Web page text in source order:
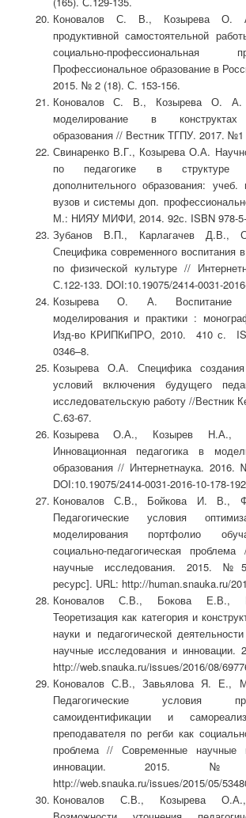
Коновалов С. В., Козырева О.
продуктивной самостоятельной
социально-
Профессиональное образование в
2015. № 2 (18). С. 153-156.
Коновалов С. В., Козырева О. А.
моделирование в конструктах
образования // Вестник ТГПУ. 2017.
Свинаренко В.Г., Козырева О.А.
по педагогике в структуре
дополнительного образования:
вузов и системы доп.
М.: НИЯУ МИФИ, 2014. 92с. ISBN 978-5-
Зубанов В.П., Карлагачев Д.В.,
Специфика современного воспитания
по физической культуре //
С.122-133. DOI:10.19075/2414-0031-
Козырева О. А. Воспитание
моделирования и практики :
Изд-во КРИПКиПРО, 2010. 410 с.
0346–8.
Козырева О.А. Специфика создания
условий включения будущего
исследовательскую работу //Вестник
С.63-67.
Козырева О.А., Козырев Н.А.,
Инновационная педагогика в
образования // Интернетнаука.
DOI:10.19075/2414-0031-2016-10-178-192
Коновалов С.В., Бойкова И. В.,
Педагогические условия
моделирования портфолио
социально-педагогическая
научные исследования. 2015.
ресурс]. URL: http://human.snauka.ru/
Коновалов С.В., Бокова Е.В.,
Теоретизация как категория и
науки и педагогической
научные исследования и
http://web.snauka.ru/issues/2016/08/
Коновалов С.В., Завьялова Я. Е.,
Педагогические условия
самоидентификации и
преподавателя по регби как
проблема // Современные научные
инновации. 2015.
http://web.snauka.ru/issues/2015/05/
Коновалов С.В., Козырева